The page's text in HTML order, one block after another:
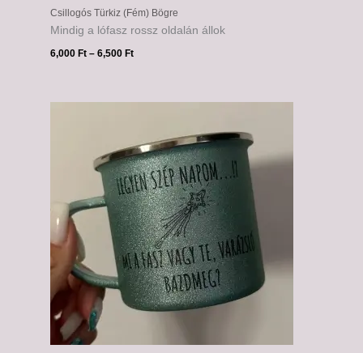
Csillogós Türkiz (Fém) Bögre
Mindig a lófasz rossz oldalán állok
6,000Ft – 6,500Ft